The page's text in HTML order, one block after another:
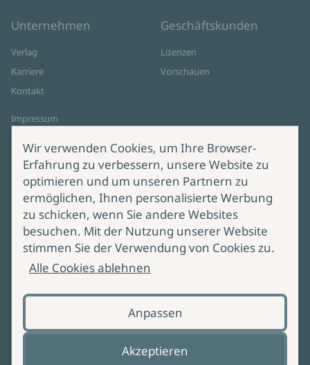
Unternehmen
Verlag
Karriere
Kontakt
Impressum
Cookie-Einstellungen
AGB Online Shop
Geschäftskunden
Lizenzen
Vorschauen
Service
Lieferung & Versand
Produktsicherheit
Bei Fragen zur Produktsicherheit
wenden Sie sich bitte an
Wir verwenden Cookies, um Ihre Browser-
Erfahrung zu verbessern, unsere Website zu
optimieren und um unseren Partnern zu
ermöglichen, Ihnen personalisierte Werbung
zu schicken, wenn Sie andere Websites
besuchen. Mit der Nutzung unserer Website
stimmen Sie der Verwendung von Cookies zu.
Alle Cookies ablehnen
Anpassen
Akzeptieren